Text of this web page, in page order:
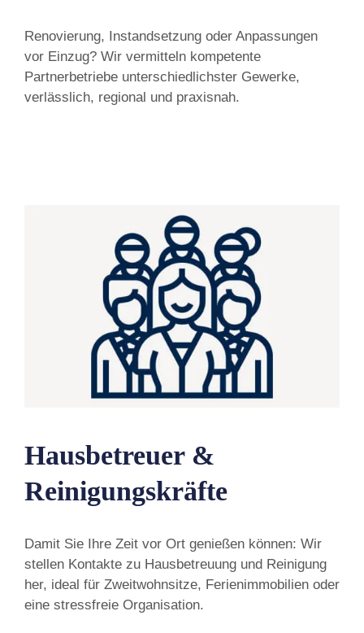
Renovierung, Instandsetzung oder Anpassungen
vor Einzug? Wir vermitteln kompetente
Partnerbetriebe unterschiedlichster Gewerke,
verlässlich, regional und praxisnah.
Hausbetreuer &
Reinigungskräfte
Damit Sie Ihre Zeit vor Ort genießen können: Wir
stellen Kontakte zu Hausbetreuung und Reinigung
her, ideal für Zweitwohnsitze, Ferienimmobilien oder
eine stressfreie Organisation.